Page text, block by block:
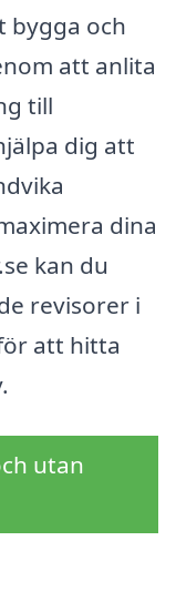
bygga och
att anlita
till
dig att
dina
kan du
revisorer i
att hitta
utan